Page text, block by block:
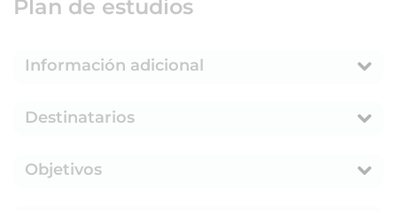
Plan de estudios
Información adicional
Destinatarios
Objetivos